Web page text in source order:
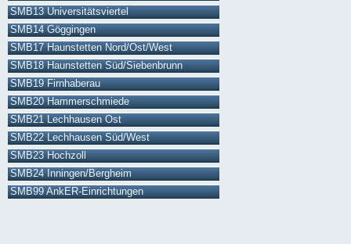
SMB13 Universitätsviertel
SMB14 Göggingen
SMB17 Haunstetten Nord/Ost/West
SMB18 Haunstetten Süd/Siebenbrunn
SMB19 Firnhaberau
SMB20 Hammerschmiede
SMB21 Lechhausen Ost
SMB22 Lechhausen Süd/West
SMB23 Hochzoll
SMB24 Inningen/Bergheim
SMB99 AnkER-Einrichtungen